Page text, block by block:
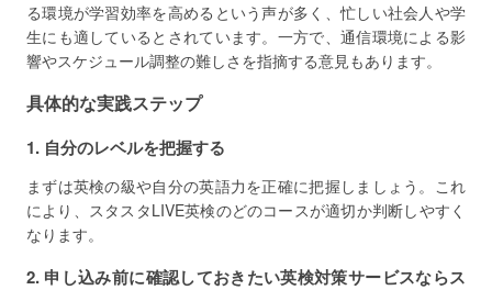
る環境が学習効率を高めるという声が多く、忙しい社会人や学
生にも適しているとされています。一方で、通信環境による影
響やスケジュール調整の難しさを指摘する意見もあります。
具体的な実践ステップ
1. 自分のレベルを把握する
まずは英検の級や自分の英語力を正確に把握しましょう。これ
により、スタスタLIVE英検のどのコースが適切か判断しやすく
なります。
2. 申し込み前に確認しておきたい英検対策サービスならス